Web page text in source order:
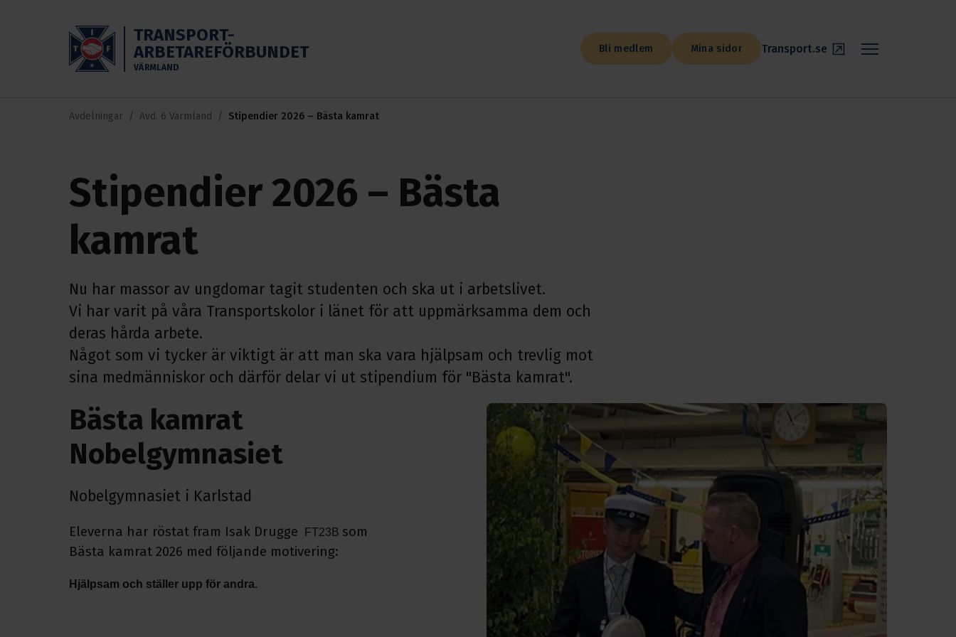
TRANSPORT-
ARBETAREFÖRBUNDET
VÄRMLAND
Bli medlem Mina sidor Transport.se
Avdelningar Avd. 6 Värmland Stipendier 2026 – Bästa kamrat
Stipendier 2026 – Bästa
kamrat
Nu har massor av ungdomar tagit studenten och ska ut i arbetslivet.
Vi har varit på våra Transportskolor i länet för att uppmärksamma dem och
deras hårda arbete.
Något som vi tycker är viktigt är att man ska vara hjälpsam och trevlig mot
sina medmänniskor och därför delar vi ut stipendium för "Bästa kamrat".
Bästa kamrat
Nobelgymnasiet
Nobelgymnasiet i Karlstad
Eleverna har röstat fram Isak Drugge FT23B som
Bästa kamrat 2026 med följande motivering:
Hjälpsam och ställer upp för andra.